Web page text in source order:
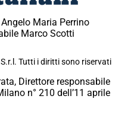
Maria Perrino
Marco Scotti
Tutti i diritti sono riservati
Direttore responsabile
n° 210 dell’11 aprile